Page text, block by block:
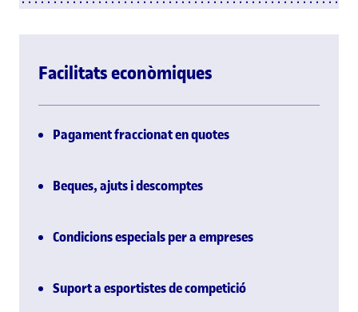
Facilitats econòmiques
Pagament fraccionat en quotes
Beques, ajuts i descomptes
Condicions especials per a empreses
Suport a esportistes de competició